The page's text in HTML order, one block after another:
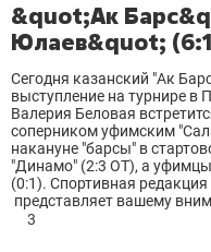
&quot;Ак
Юлаев&quot;
Сегодня казанский "Ак
выступление на турнире в
Валерия Беловая
соперником уфимским
накануне "барсы" в
"Динамо" (2:3 ОТ), а
(0:1). Спортивная
представляет вашему
3